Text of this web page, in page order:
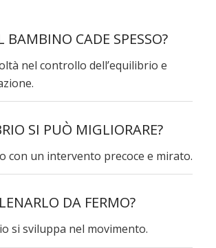
BAMBINO CADE SPESSO?
nel controllo dell’equilibrio e
SI PUÒ MIGLIORARE?
con un intervento precoce e mirato.
DA FERMO?
si sviluppa nel movimento.